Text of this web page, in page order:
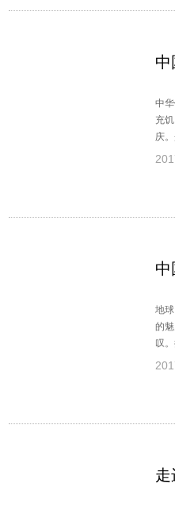
中
中
充
庆
中
地
的
叹